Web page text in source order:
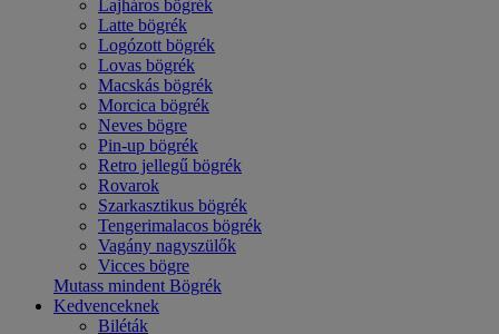
Lajháros bögrék
Latte bögrék
Logózott bögrék
Lovas bögrék
Macskás bögrék
Morcica bögrék
Neves bögre
Pin-up bögrék
Retro jellegű bögrék
Rovarok
Szarkasztikus bögrék
Tengerimalacos bögrék
Vagány nagyszülők
Vicces bögre
Mutass mindent Bögrék
Kedvenceknek
Biléták